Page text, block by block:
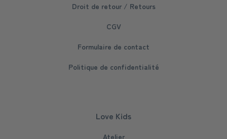
Droit de retour / Retours
CGV
Formulaire de contact
Politique de confidentialité
Love Kids
Atelier